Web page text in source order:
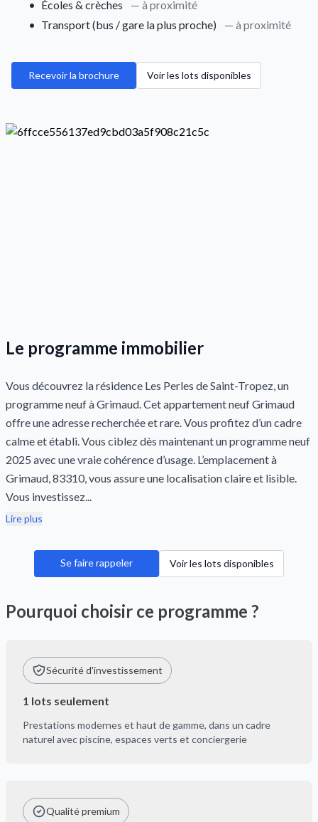
• Écoles & crèches
— à proximité
• Transport (bus / gare la plus proche) — à proximité
Recevoir la brochure Voir les lots disponibles
Le programme immobilier
Vous découvrez la résidence Les Perles de Saint-Tropez, un
programme neuf à Grimaud. Cet appartement neuf Grimaud
offre une adresse recherchée et rare. Vous profitez d’un cadre
calme et établi. Vous ciblez dès maintenant un programme neuf
2025 avec une vraie cohérence d’usage. L’emplacement à
Grimaud, 83310, vous assure une localisation claire et lisible.
Vous investissez...
Lire plus
Se faire rappeler Voir les lots disponibles
Pourquoi choisir ce programme ?
Sécurité d'investissement
1 lots seulement
Prestations modernes et haut de gamme, dans un cadre
naturel avec piscine, espaces verts et conciergerie
Qualité premium